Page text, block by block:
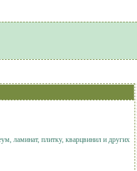
ламинат, плитку, кварцвинил и других